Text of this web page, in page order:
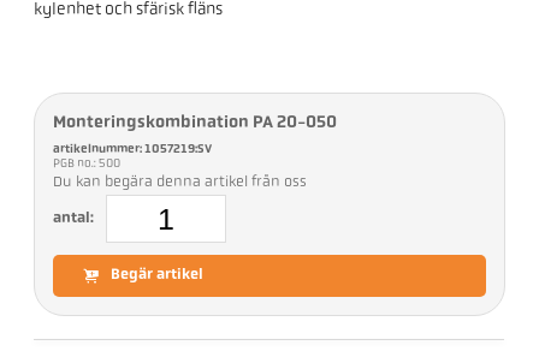
kylenhet och sfärisk fläns
Monteringskombination PA 20-050
artikelnummer: 1057219:SV
PGB no.: 500
Du kan begära denna artikel från oss
antal:
Begär artikel